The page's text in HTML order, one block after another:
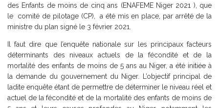
des Enfants de moins de cinq ans (ENAFEME Niger 2021 ), que
le comité de pilotage (CP), a été mis en place, par arrêté de la
ministre du plan signé le 3 février 2021.
Il faut dire que l’enquête nationale sur les principaux facteurs
déterminants des niveaux actuels de la fécondité et de la
mortalité des enfants de moins de 5 ans au Niger, a été initiée à
la demande du gouvernement du Niger. L’objectif principal de
ladite enquête étant de permettre de déterminer le niveau réel et
actuel de la fécondité et de la mortalité des enfants de moins de